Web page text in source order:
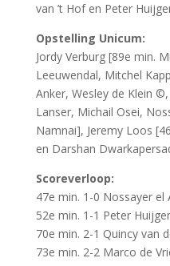
van ’t Hof en Peter
Opstelling Unicum:
Jordy Verburg [89e min.
Leeuwendal, Mitchel
Anker, Wesley de Klein
Lanser, Michail Osei,
Namnai], Jeremy Loos
en Darshan
Scoreverloop:
47e min. 1-0 Nossayer el
52e min. 1-1 Peter
70e min. 2-1 Quincy van
73e min. 2-2 Marco de